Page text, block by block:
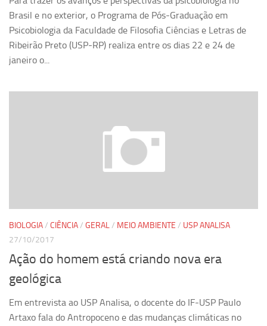
União Pró-Vacina
USP Analisa
Publicações
Brasil e no exterior, o Programa de Pós-Graduação em
Psicobiologia da Faculdade de Filosofia Ciências e Letras de
Ribeirão Preto (USP-RP) realiza entre os dias 22 e 24 de
janeiro o...
BIOLOGIA/ CIÊNCIA/ GERAL/ MEIO AMBIENTE / USP ANALISA
27/10/2017
Ação do homem está criando nova era
geológica
Em entrevista ao USP Analisa, o docente do IF-USP Paulo
Artaxo fala do Antropoceno e das mudanças climáticas no